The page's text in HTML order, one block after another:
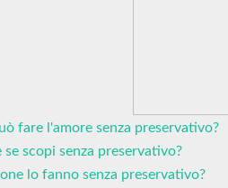
fare l'amore senza preservativo?
se scopi senza preservativo?
lo fanno senza preservativo?